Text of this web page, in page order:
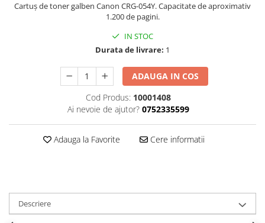
Cartuș de toner galben Canon CRG-054Y. Capacitate de aproximativ
1.200 de pagini.
IN STOC
Durata de livrare: 1
ADAUGA IN COS
Cod Produs: 10001408
Ai nevoie de ajutor? 0752335599
Adauga la Favorite Cere informatii
Descriere